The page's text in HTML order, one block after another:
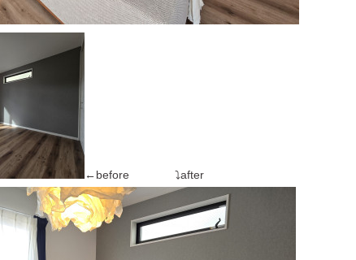
←before ⤵after